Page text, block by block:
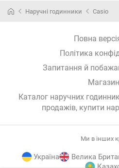
Наручні годинники Casio
Повна
Політика
Запитання й
Каталог наручних
продажів, купити
Ми в інших
Україна Велика